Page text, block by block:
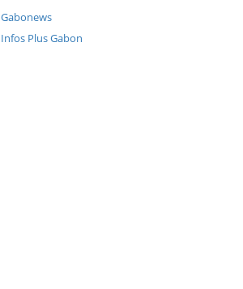
Gabonews
Infos Plus Gabon